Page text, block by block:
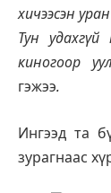
хичээсэн
Тун
киногоор
гэжээ.
Ингээд та
зурагнаас